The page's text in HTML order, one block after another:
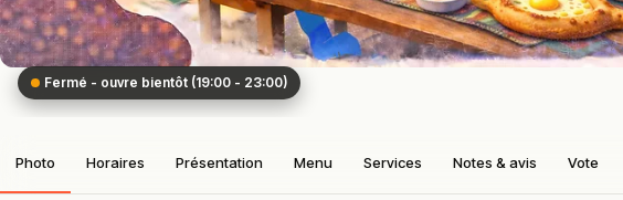
Fermé - ouvre bientôt (19:00 - 23:00)
Photo Horaires Présentation Menu Services Notes & avis Vote